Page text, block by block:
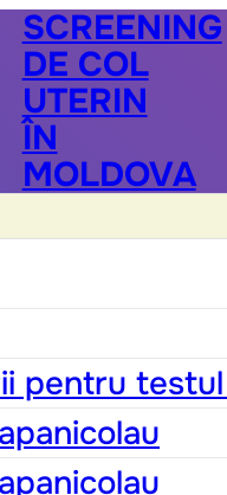
SCREENING
DE COL
UTERIN
ÎN
MOLDOVA
pentru